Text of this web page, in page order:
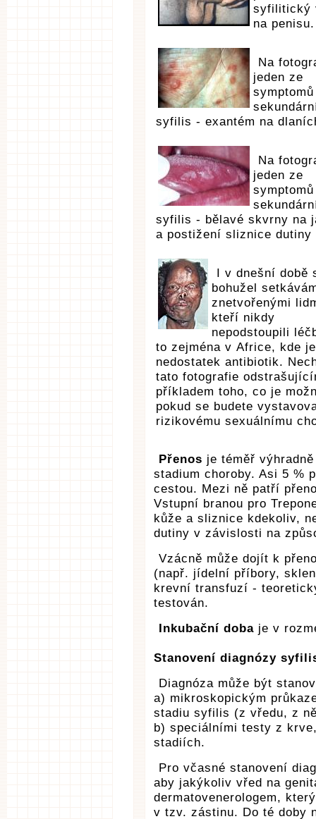
syfilitický
na penisu.
Na
jeden ze
symptomů
syfilis - exantém na
Na
jeden ze
symptomů
syfilis - bělavé skvrny na
a postižení sliznice dutiny
I v dnešní době
bohužel
znetvořenými
kteří nikdy
nepodstoupili
to zejména v Africe, kde je
nedostatek antibiotik.
tato fotografie
příkladem toho, co je
pokud se budete
rizikovému sexuálnímu
Přenos je téměř
stadium choroby. Asi 5 %
cestou. Mezi ně patří
Vstupní branou pro
kůže a sliznice kdekoliv,
dutiny v závislosti na
Vzácně může dojít k
(např. jídelní příbory,
krevní transfuzí -
testován.
Inkubační doba je v
Stanovení diagnózy
Diagnóza může být
a) mikroskopickým
stadiu syfilis (z vředu, z
b) speciálními testy z
stadiích.
Pro včasné stanovení
aby jakýkoliv vřed na
dermatovenerologem,
v tzv. zástinu. Do té doby